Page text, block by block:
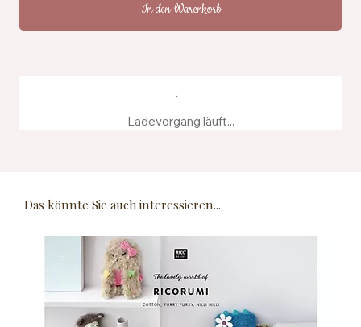
In den Warenkorb
Ladevorgang läuft...
Das könnte Sie auch interessieren...